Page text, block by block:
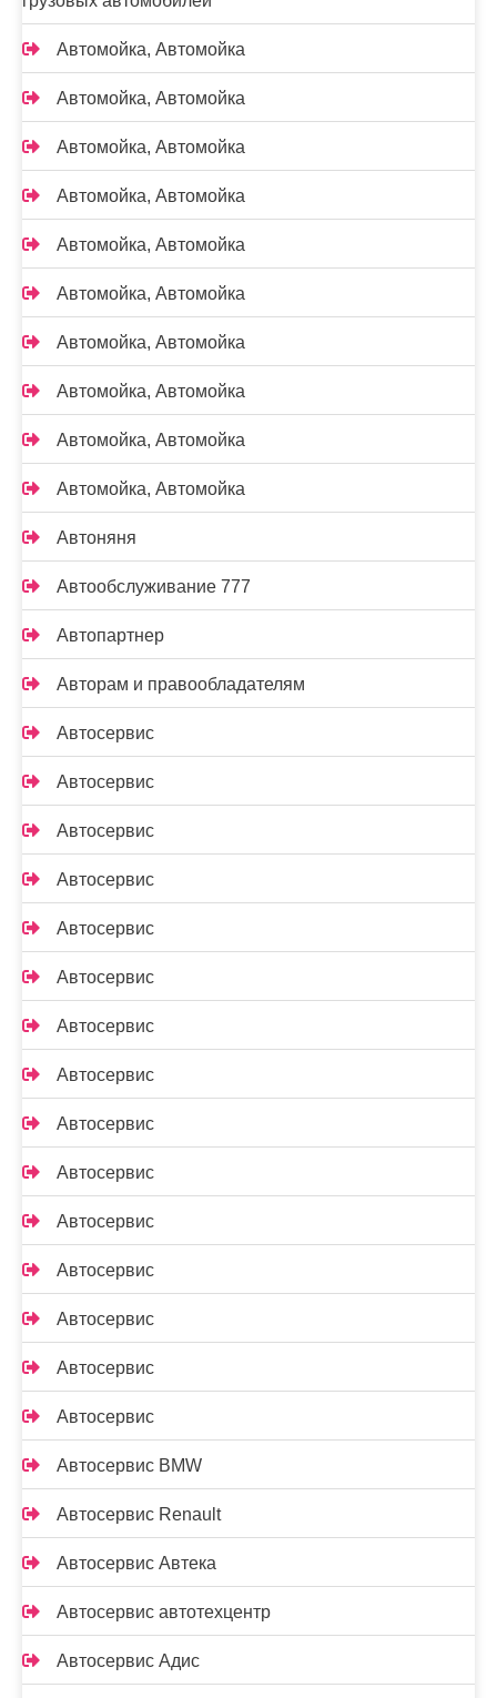
Автомойка, Автомойка
Автомойка, Автомойка
Автомойка, Автомойка
Автомойка, Автомойка
Автомойка, Автомойка
Автомойка, Автомойка
Автомойка, Автомойка
Автомойка, Автомойка
Автомойка, Автомойка
Автомойка, Автомойка
Автоняня
Автообслуживание 777
Автопартнер
Авторам и правообладателям
Автосервис
Автосервис
Автосервис
Автосервис
Автосервис
Автосервис
Автосервис
Автосервис
Автосервис
Автосервис
Автосервис
Автосервис
Автосервис
Автосервис
Автосервис
Автосервис BMW
Автосервис Renault
Автосервис Автека
Автосервис автотехцентр
Автосервис Адис